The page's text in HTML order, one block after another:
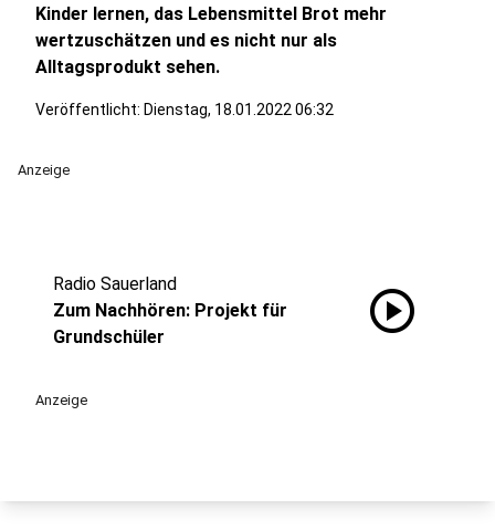
Kinder lernen, das Lebensmittel Brot mehr
wertzuschätzen und es nicht nur als
Alltagsprodukt sehen.
Veröffentlicht: Dienstag, 18.01.2022 06:32
Anzeige
Radio Sauerland
Zum Nachhören: Projekt für
Grundschüler
play_circle
Anzeige